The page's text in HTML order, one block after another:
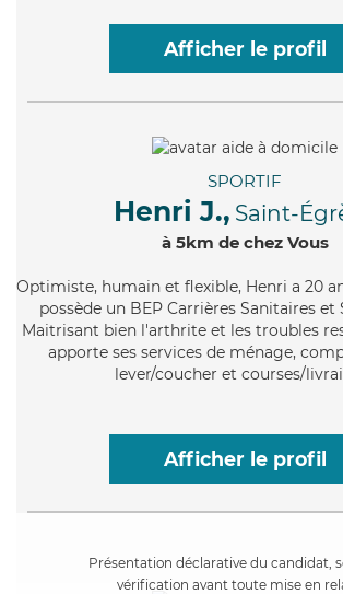
Afficher le profil
SPORTIF
Henri J., Saint-
à 5km de chez Vous
Optimiste, humain et flexible, Henri a 20
possède un BEP Carrières Sanitaires et
Maitrisant bien l'arthrite et les troubles
apporte ses services de ménage,
lever/coucher et courses/
Afficher le profil
Présentation déclarative du candidat,
vérification avant toute mise en